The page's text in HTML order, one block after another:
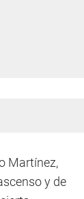
Martínez,
y de